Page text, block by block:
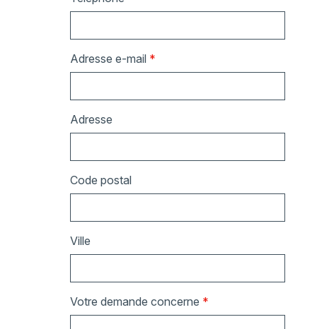
Adresse e-mail *
Adresse
Code postal
Ville
Votre demande concerne *